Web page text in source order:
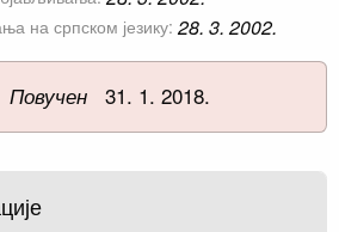
на српском језику: 28. 3. 2002.
Повучен31. 1. 2018.